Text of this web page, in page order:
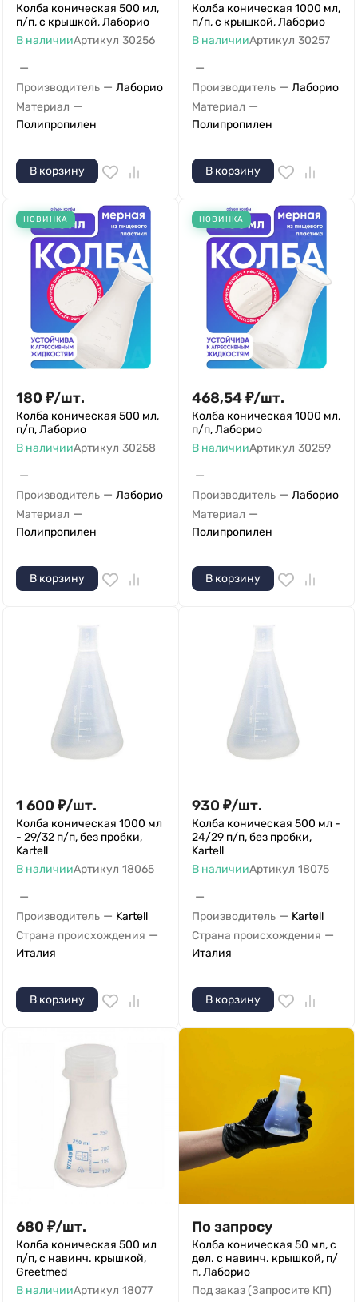
Колба коническая 500 мл,
п/п, с крышкой, Лаборио
В наличииАртикул 30256
—
Производитель — Лаборио
Материал —
Полипропилен
В корзину
Колба коническая 1000 мл,
п/п, с крышкой, Лаборио
В наличииАртикул 30257
—
Производитель — Лаборио
Материал —
Полипропилен
В корзину
НОВИНКА
180 ₽/шт.
Колба коническая 500 мл,
п/п, Лаборио
В наличииАртикул 30258
—
Производитель — Лаборио
Материал —
Полипропилен
В корзину
НОВИНКА
468,54₽/шт.
Колба коническая 1000 мл,
п/п, Лаборио
В наличииАртикул 30259
—
Производитель — Лаборио
Материал —
Полипропилен
В корзину
1 600 ₽/шт.
Колба коническая 1000 мл
- 29/32 п/п, без пробки,
Kartell
В наличииАртикул 18065
—
Производитель — Kartell
Страна происхождения —
Италия
В корзину
930 ₽/шт.
Колба коническая 500 мл -
24/29 п/п, без пробки,
Kartell
В наличииАртикул 18075
—
Производитель — Kartell
Страна происхождения —
Италия
В корзину
680 ₽/шт.
Колба коническая 500 мл
п/п, с навинч. крышкой,
Greetmed
В наличииАртикул 18077
По запросу
Колба коническая 50 мл, с
дел. с навинч. крышкой, п/
п, Лаборио
Под заказ (Запросите КП)